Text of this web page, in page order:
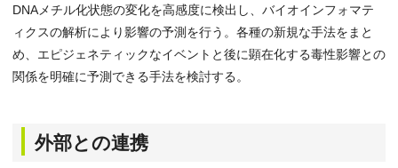
DNAメチル化状態の変化を高感度に検出し、バイオインフォマテ
ィクスの解析により影響の予測を行う。各種の新規な手法をまと
め、エピジェネティックなイベントと後に顕在化する毒性影響との
関係を明確に予測できる手法を検討する。
外部との連携